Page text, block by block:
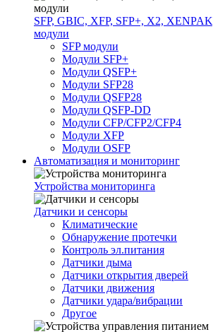
SFP, GBIC, XFP, SFP+, X2,
модули
SFP модули
Модули SFP+
Модули QSFP+
Модули SFP28
Модули QSFP28
Модули QSFP-DD
Модули CFP/CFP2/CFP4
Модули XFP
Модули OSFP
Автоматизация и мониторинг
Устройства мониторинга
Датчики и сенсоры
Климатические
Обнаружение протечки
Контроль эл.питания
Датчики дыма
Датчики открытия дверей
Датчики движения
Датчики удара/вибрации
Другое